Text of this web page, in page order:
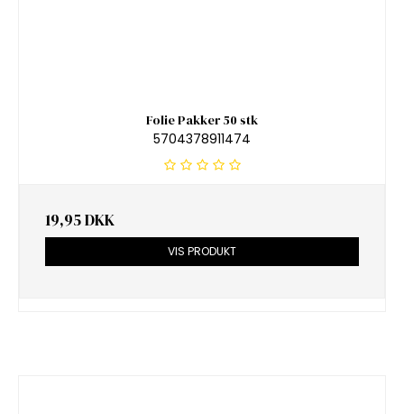
Folie Pakker 50 stk
5704378911474
19,95 DKK
VIS PRODUKT